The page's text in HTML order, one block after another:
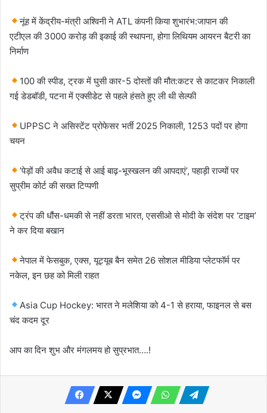
​​नूंह में केंद्रीय-मंत्री अश्विनी ने ATL कंपनी किया शुभारंभ:जापान की
एटीएल की 3000 करोड़ की इकाई की स्थापना, होगा लिथियम आयरन बैटरी का
निर्माण
​​​​​100 की स्पीड, ट्रक में घुसी कार-5 दोस्तों की मौत:कटर से काटकर निकाली
गई डेडबॉडी, पटना में एक्सीडेट से पहले हंसते हुए ली थी सेल्फी
​​​​​​UPPSC ने असिस्टेंट प्रोफेसर भर्ती 2025 निकाली, 1253 पदों पर होगा
चयन
​​​’पेड़ों की अवैध कटाई से आई बाढ़-भूस्खलन की आपदाएं’, पहाड़ी राज्यों पर
सुप्रीम कोर्ट की सख्त टिप्पणी
ट्रंप की धौंस-धमकी से नहीं डरता भारत, एससीओ से मोदी के संदेश पर ‘टाइम’
ने कर दिया बखान
नेपाल में फेसबुक, एक्स, यूट्यूब बैन समेत 26 सोशल मीडिया प्लेटफॉर्म पर
नकेल, इन छह को मिली राहत
​Asia Cup Hockey: भारत ने मलेशिया को 4-1 से हराया, फाइनल से बस
चंद कदम दूर
आप का दिन शुभ और मंगलमय हो सुप्रभात….!